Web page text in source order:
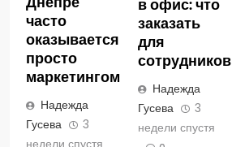
часто
оказывается
просто
маркетингом
Надежда
Гусева
3
в офис: что
заказать
для
сотрудников
Надежда
Гусева
3
недели спустя